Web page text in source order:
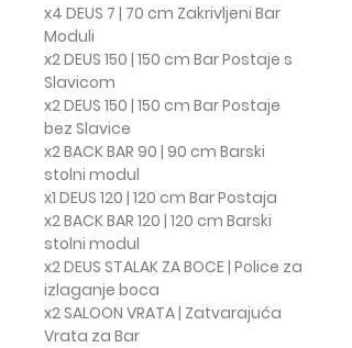
x4 DEUS 7 | 70 cm Zakrivljeni Bar
Moduli
x2 DEUS 150 | 150 cm Bar Postaje s
Slavicom
x2 DEUS 150 | 150 cm Bar Postaje
bez Slavice
x2 BACK BAR 90 | 90 cm Barski
stolni modul
x1 DEUS 120 | 120 cm Bar Postaja
x2 BACK BAR 120 | 120 cm Barski
stolni modul
x2 DEUS STALAK ZA BOCE | Police za
izlaganje boca
x2 SALOON VRATA | Zatvarajuća
Vrata za Bar